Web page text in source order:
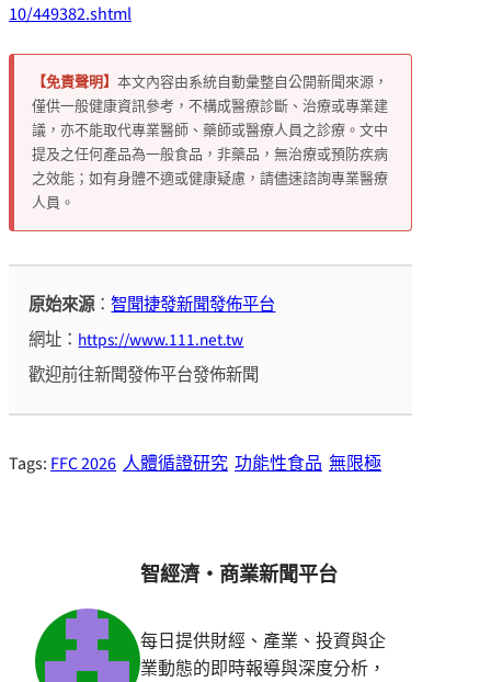
10/449382.shtml
【免責聲明】 本文內容由系統自動彙整自公開新聞來源，
僅供一般健康資訊參考，不構成醫療診斷、治療或專業建
議，亦不能取代專業醫師、藥師或醫療人員之診療。文中
提及之任何產品為一般食品，非藥品，無治療或預防疾病
之效能；如有身體不適或健康疑慮，請儘速諮詢專業醫療
人員。
原始來源：智聞捷發新聞發佈平台
網址： https://www.111.net.tw
歡迎前往新聞發佈平台發佈新聞
Tags: FFC 2026 人體循證研究 功能性食品 無限極
智經濟・商業新聞平台
每日提供財經、產業、投資與企
業動態的即時報導與深度分析，